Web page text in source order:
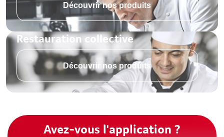
Découvrir nos produits
Restauration collective
Découvrir nos produits
Avez-vous l'application ?